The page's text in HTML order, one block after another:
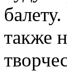
также